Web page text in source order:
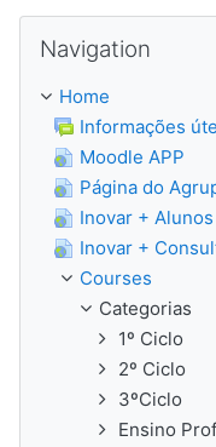
Navigation
Home
Informações
Moodle APP
Página do
Inovar + Alunos
Inovar +
Courses
Categorias
1º Ciclo
2º Ciclo
3ºCiclo
Ensino